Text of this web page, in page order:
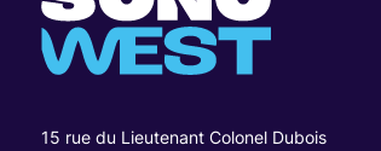
15 rue du Lieutenant Colonel Dubois